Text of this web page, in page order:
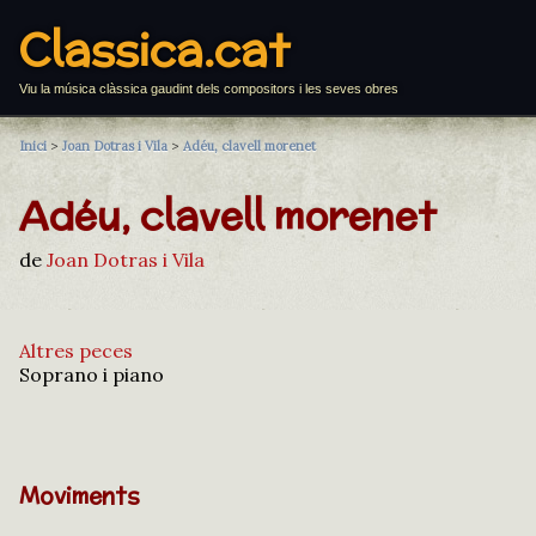
Classica.cat
Viu la música clàssica gaudint dels compositors i les seves obres
Inici > Joan Dotras i Vila > Adéu, clavell morenet
Adéu, clavell morenet
de Joan Dotras i Vila
Altres peces
Soprano i piano
Moviments